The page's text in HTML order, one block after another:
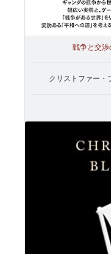
戦争と交
クリストファー・